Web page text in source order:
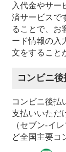
入代金やサー
済サービスで
ることで、お
ード情報の入
文をすること
コンビニ後
コンビニ後払
支払いいただ
（セブン-イ
ど全国主要コ